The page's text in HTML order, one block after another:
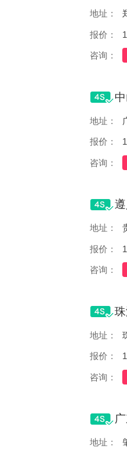
地址：
报价：
咨询：
地址：
报价：
咨询：
地址：
报价：
咨询：
地址：
报价：
咨询：
地址：